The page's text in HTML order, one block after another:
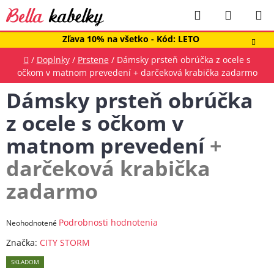
Prejsť
na
obsah
Zľava 10% na všetko - Kód: LETO
Hľadať
KOŠÍK
Domov
/ Doplnky / Prstene / Dámsky prsteň obrúčka z ocele s
očkom v matnom prevedení + darčeková krabička zadarmo
Dámsky prsteň obrúčka
z ocele s očkom v
matnom prevedení+
darčeková krabička
zadarmo
Priemerné
produktu
je
Neohodnotené Podrobnosti hodnotenia
Značka: CITY STORM
SKLADOM